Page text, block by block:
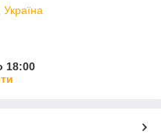
18:00